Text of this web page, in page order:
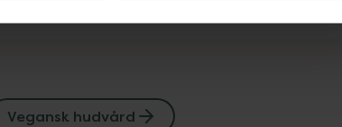
Vegansk hudvård